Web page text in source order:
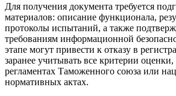
Для получения документа требуется
материалов: описание функционала,
протоколы испытаний, а также
требованиям информационной
этапе могут привести к отказу в
заранее учитывать все критерии
регламентах Таможенного союза или
нормативных актах.